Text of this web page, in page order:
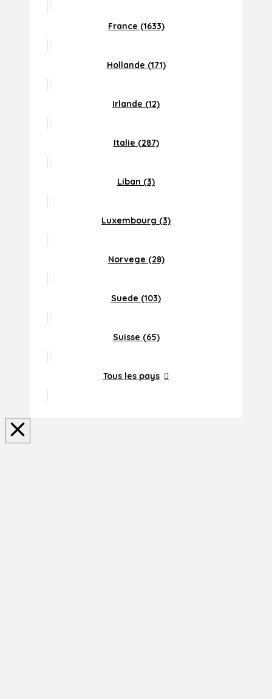
France (1633)
Hollande (171)
Irlande (12)
Italie (287)
Liban (3)
Luxembourg (3)
Norvege (28)
Suede (103)
Suisse (65)
Tous les pays